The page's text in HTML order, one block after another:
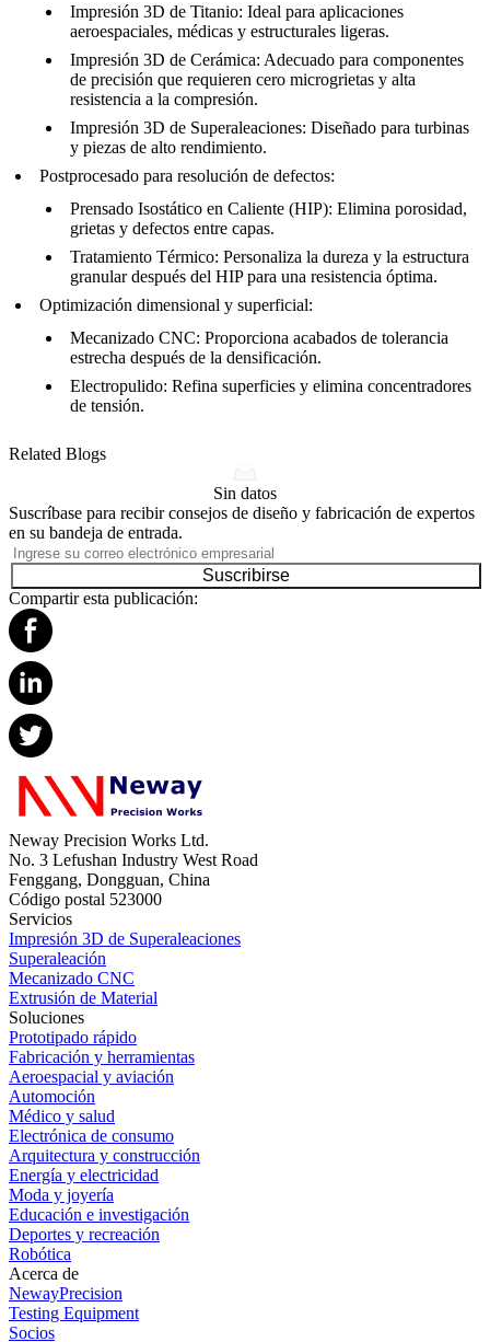
Impresión 3D de Titanio: Ideal para aplicaciones
aeroespaciales, médicas y estructurales ligeras.
Impresión 3D de Cerámica: Adecuado para componentes
de precisión que requieren cero microgrietas y alta
resistencia a la compresión.
Impresión 3D de Superaleaciones: Diseñado para turbinas
y piezas de alto rendimiento.
Postprocesado para resolución de defectos:
Prensado Isostático en Caliente (HIP): Elimina porosidad,
grietas y defectos entre capas.
Tratamiento Térmico: Personaliza la dureza y la estructura
granular después del HIP para una resistencia óptima.
Optimización dimensional y superficial:
Mecanizado CNC: Proporciona acabados de tolerancia
estrecha después de la densificación.
Electropulido: Refina superficies y elimina concentradores
de tensión.
Related Blogs
Sin datos
Suscríbase para recibir consejos de diseño y fabricación de expertos
en su bandeja de entrada.
Suscribirse
Compartir esta publicación:
Neway Precision Works Ltd.
No. 3 Lefushan Industry West Road
Fenggang, Dongguan, China
Código postal 523000
Servicios
Impresión 3D de Superaleaciones
Superaleación
Mecanizado CNC
Extrusión de Material
Soluciones
Prototipado rápido
Fabricación y herramientas
Aeroespacial y aviación
Automoción
Médico y salud
Electrónica de consumo
Arquitectura y construcción
Energía y electricidad
Moda y joyería
Educación e investigación
Deportes y recreación
Robótica
Acerca de
NewayPrecision
Testing Equipment
Socios